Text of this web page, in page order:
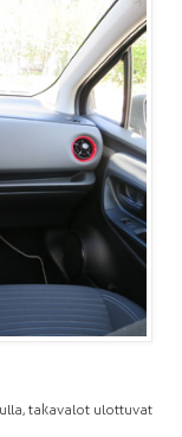
takavalot ulottuvat